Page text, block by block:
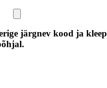
järgnev kood ja